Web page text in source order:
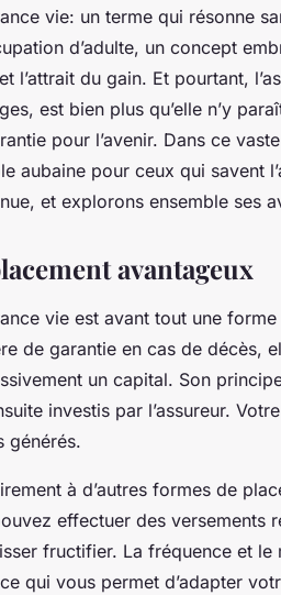
vie: un terme qui résonne
d’adulte, un concept
l’attrait du gain. Et pourtant,
est bien plus qu’elle n’y
pour l’avenir. Dans ce
aubaine pour ceux qui savent
et explorons ensemble ses
avantageux
vie est avant tout une
de garantie en cas de décès,
un capital. Son
investis par l’assureur.
générés.
à d’autres formes de
effectuer des versements
fructifier. La fréquence et
qui vous permet d’adapter